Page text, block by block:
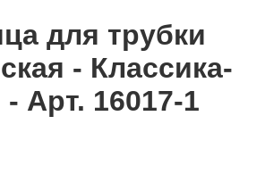
для трубки
- Классика-
Арт. 16017-1